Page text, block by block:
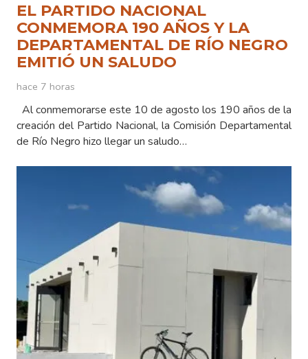
EL PARTIDO NACIONAL
CONMEMORA 190 AÑOS Y LA
DEPARTAMENTAL DE RÍO NEGRO
EMITIÓ UN SALUDO
hace 7 horas
Al conmemorarse este 10 de agosto los 190 años de la
creación del Partido Nacional, la Comisión Departamental
de Río Negro hizo llegar un saludo…